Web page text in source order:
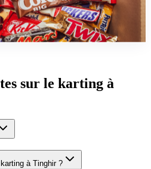
en 2026 : Fès, Casablanca,
horaires, niveaux. Drift, rallyes et
sur le karting à
à Tinghir ?